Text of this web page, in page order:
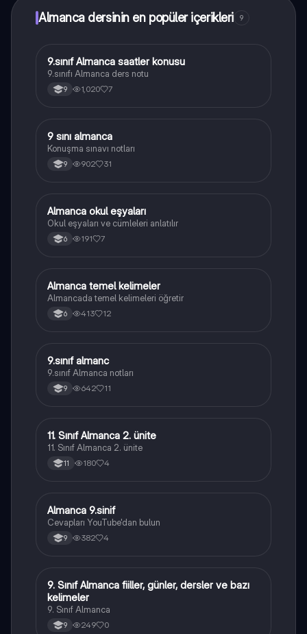
Almanca dersinin en popüler içerikleri 9
Almanca
9.sınıf Almanca saatler konusu
9.sınıfı Almanca ders notu
9 1,020 7
Almanca
9 sını almanca
Konuşma sınavı notları
9 902 31
Almanca
Almanca okul eşyaları
Okul eşyaları ve cümleleri anlatılır
6 191 7
Almanca
Almanca temel kelimeler
Almancada temel kelimeleri öğretir
6 413 12
Almanca
9.sınıf almanc
9.sınıf Almanca notları
9 642 11
Almanca
11. Sınıf Almanca 2. ünite
11. Sınıf Almanca 2. ünite
11 180 4
Almanca
Almanca 9.sinif
Cevapları YouTube'dan bulun
9 382 4
Almanca
9. Sınıf Almanca fiiller, günler, dersler ve bazı
kelimeler
9. Sınıf Almanca
9 249 0